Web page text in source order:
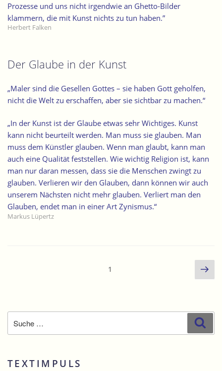
Prozesse und uns nicht irgendwie an Ghetto-Bilder
klammern, die mit Kunst nichts zu tun haben.”
Herbert Falken
Der Glaube in der Kunst
„Maler sind die Gesellen Gottes – sie haben Gott geholfen,
nicht die Welt zu erschaffen, aber sie sichtbar zu machen.“
„In der Kunst ist der Glaube etwas sehr Wichtiges. Kunst
kann nicht beurteilt werden. Man muss sie glauben. Man
muss dem Künstler glauben. Wenn man glaubt, kann man
auch eine Qualität feststellen. Wie wichtig Religion ist, kann
man nur daran messen, dass sie die Menschen zwingt zu
glauben. Verlieren wir den Glauben, dann können wir auch
unserem Nächsten nicht mehr glauben. Verliert man den
Glauben, endet man in einer Art Zynismus.“
Markus Lüpertz
1
nach:
TEXTIMPULS